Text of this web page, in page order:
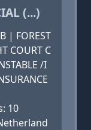
(...)
| FOREST
COURT C
/I
10